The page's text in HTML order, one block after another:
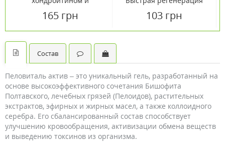
165 грн 103 грн
Состав
Пеловиталь актив – это уникальный гель, разработанный на
основе высокоэффективного сочетания Бишофита
Полтавского, лечебных грязей (Пелоидов), растительных
экстрактов, эфирных и жирных масел, а также коллоидного
серебра. Его сбалансированный состав способствует
улучшению кровообращения, активизации обмена веществ
и выведению токсинов из организма.